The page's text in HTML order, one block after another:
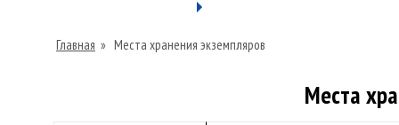
Главная » Места хранения экземпляров
Места